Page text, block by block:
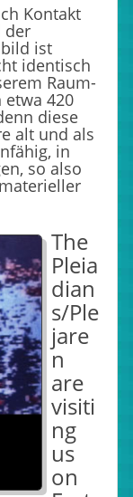
Kontakt
der
ist
identisch
Raum-
etwa 420
diese
alt und als
in
so also
The
Pleia
dian
s/Ple
jare
n
are
visiti
ng
us
on